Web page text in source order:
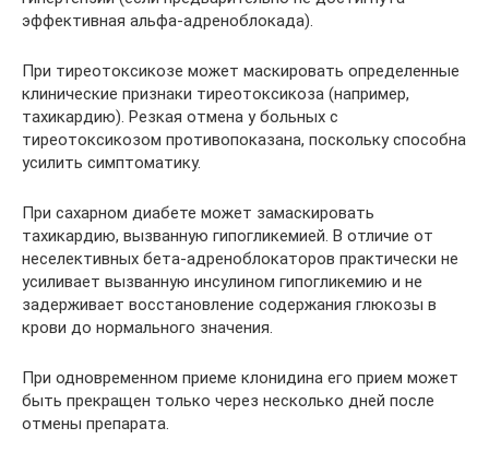
эффективная альфа-адреноблокада).
При тиреотоксикозе может маскировать определенные
клинические признаки тиреотоксикоза (например,
тахикардию). Резкая отмена у больных с
тиреотоксикозом противопоказана, поскольку способна
усилить симптоматику.
При сахарном диабете может замаскировать
тахикардию, вызванную гипогликемией. В отличие от
неселективных бета-адреноблокаторов практически не
усиливает вызванную инсулином гипогликемию и не
задерживает восстановление содержания глюкозы в
крови до нормального значения.
При одновременном приеме клонидина его прием может
быть прекращен только через несколько дней после
отмены препарата.